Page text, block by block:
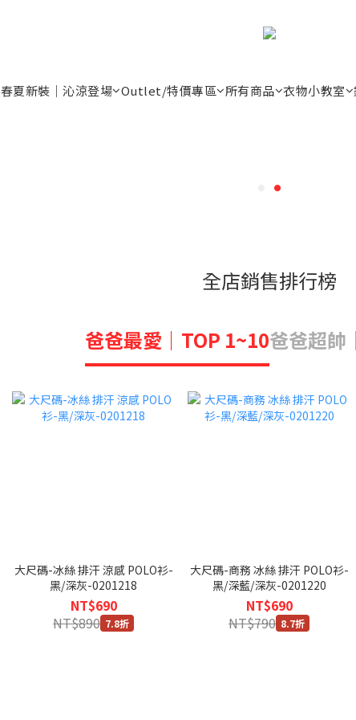
春夏新裝｜沁涼登場 Outlet/特價專區 所有商品 衣物小教室
全店銷售排行榜
爸爸最愛｜TOP 1~10爸爸超帥
大尺碼-冰絲 排汗 涼感 POLO衫-
黑/深灰-0201218
NT$690
NT$890 7.8折
大尺碼-商務 冰絲 排汗 POLO衫-
黑/深藍/深灰-0201220
NT$690
NT$790 8.7折